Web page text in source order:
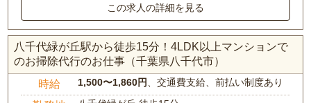
この求人の詳細を見る
八千代緑が丘駅から徒歩15分！4LDK以上マンションで
のお掃除代行のお仕事（千葉県八千代市）
時給 1,500〜1,860円 、交通費支給、前払い制度あり